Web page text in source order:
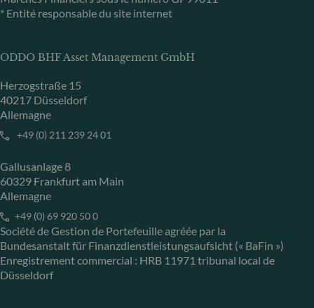
* Entité responsable du site internet
ODDO BHF Asset Management GmbH
Herzogstraße 15
40217 Düsseldorf
Allemagne
+49 (0) 211 239 24 01
Gallusanlage 8
60329 Frankfurt am Main
Allemagne
+49 (0) 69 920 50 0
Société de Gestion de Portefeuille agréée par la
Bundesanstalt für Finanzdienstleistungsaufsicht (« BaFin »)
Enregistrement commercial : HRB 11971 tribunal local de
Düsseldorf